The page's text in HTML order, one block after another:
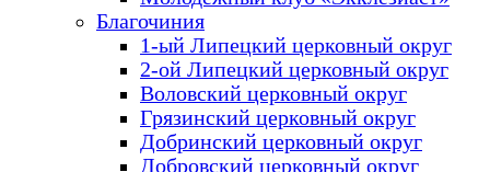
Благочиния
1-ый Липецкий церковный округ
2-ой Липецкий церковный округ
Воловский церковный округ
Грязинский церковный округ
Добринский церковный округ
Добровский церковный округ